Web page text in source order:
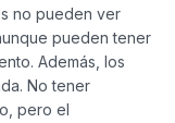
no pueden ver
pueden tener
Además, los
No tener
pero el